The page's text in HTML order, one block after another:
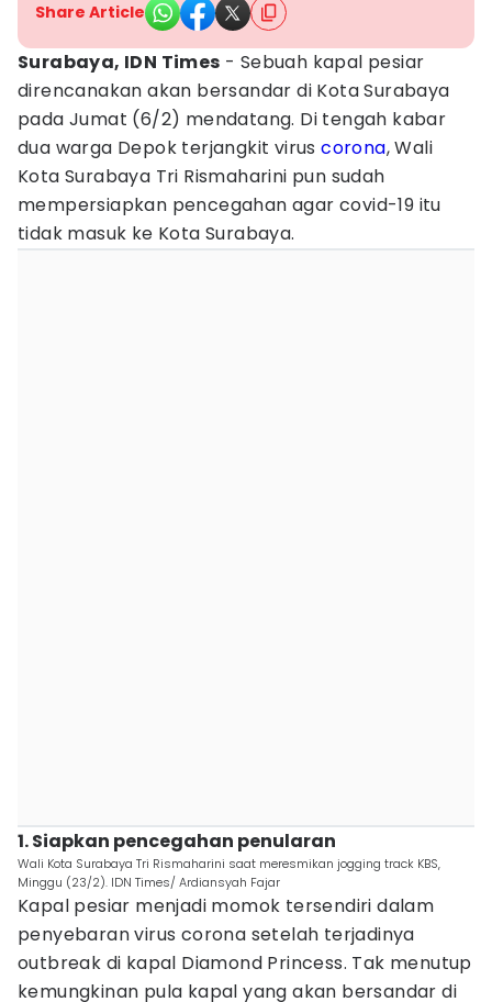
Share Article
Surabaya, IDN Times - Sebuah kapal pesiar
direncanakan akan bersandar di Kota Surabaya
pada Jumat (6/2) mendatang. Di tengah kabar
dua warga Depok terjangkit viruscorona, Wali
Kota Surabaya Tri Rismaharini pun sudah
mempersiapkan pencegahan agar covid-19 itu
tidak masuk ke Kota Surabaya.
1. Siapkan pencegahan penularan
Wali Kota Surabaya Tri Rismaharini saat meresmikan jogging track KBS,
Minggu (23/2). IDN Times/ Ardiansyah Fajar
Kapal pesiar menjadi momok tersendiri dalam
penyebaran virus corona setelah terjadinya
outbreak di kapal Diamond Princess. Tak menutup
kemungkinan pula kapal yang akan bersandar di